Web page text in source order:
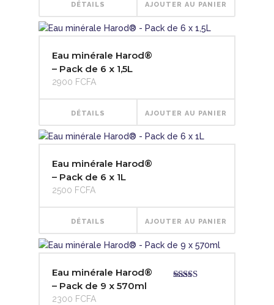
plus
DÉTAILS AJOUTER AU PANIER
Eau minérale Harod®
– Pack de 6 x 1,5L
2900 FCFA
DÉTAILS AJOUTER AU PANIER
Eau minérale Harod®
– Pack de 6 x 1L
2500 FCFA
DÉTAILS AJOUTER AU PANIER
Eau minérale Harod®
– Pack de 9 x 570ml
2300 FCFA